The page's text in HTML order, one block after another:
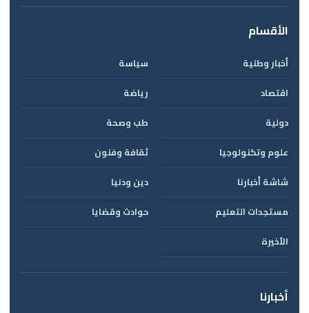
الأقسام
أخبار وطنية
سياسة
اقتصاد
رياضة
دولية
طب وصحة
علوم وتكنولوجيا
ثقافة وفنون
شاشة أخبارنا
دين ودنيا
مستجدات التعليم
حوادث وقضايا
الأخيرة
أخبارنا